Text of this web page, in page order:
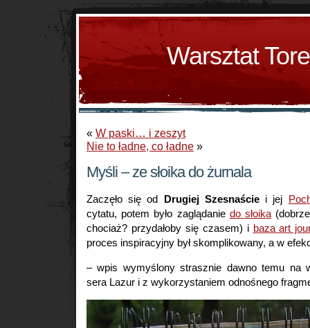
Warsztat
« W paski… i zeszyt
Nie to ładne, co ładne »
Myśli – ze słoika do żurnala
Zaczęło się od Drugiej Szesnaściei jej
cytatu, potem było zaglądanie do słoika
chociaż? przydałoby się czasem) i baza art
proces inspiracyjny był skomplikowany, a w
– wpis wymyślony strasznie dawno temu na
sera Lazur i z wykorzystaniem odnośnego